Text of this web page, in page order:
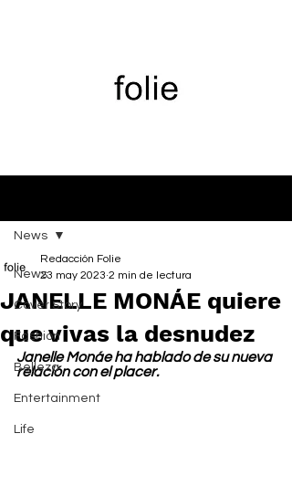
News
Cover Story
Fashion
Belleza
Entertainment
Life
News
JANELLE MONÁE quiere
que vivas la desnudez
Redacción Folie
23 may 2023 2 min de lectura
Janelle Monáe ha hablado de su nueva
relación con el placer.